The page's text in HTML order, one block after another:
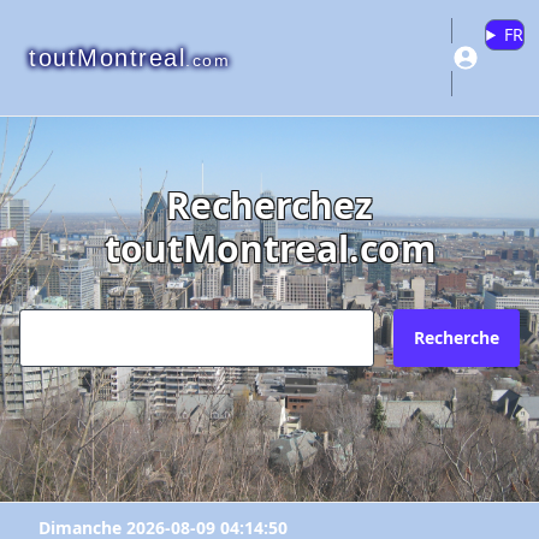
toutMontreal.com
FR
Recherchez
toutMontreal.com
Recherche
Dimanche 2026-08-09 04:14:50